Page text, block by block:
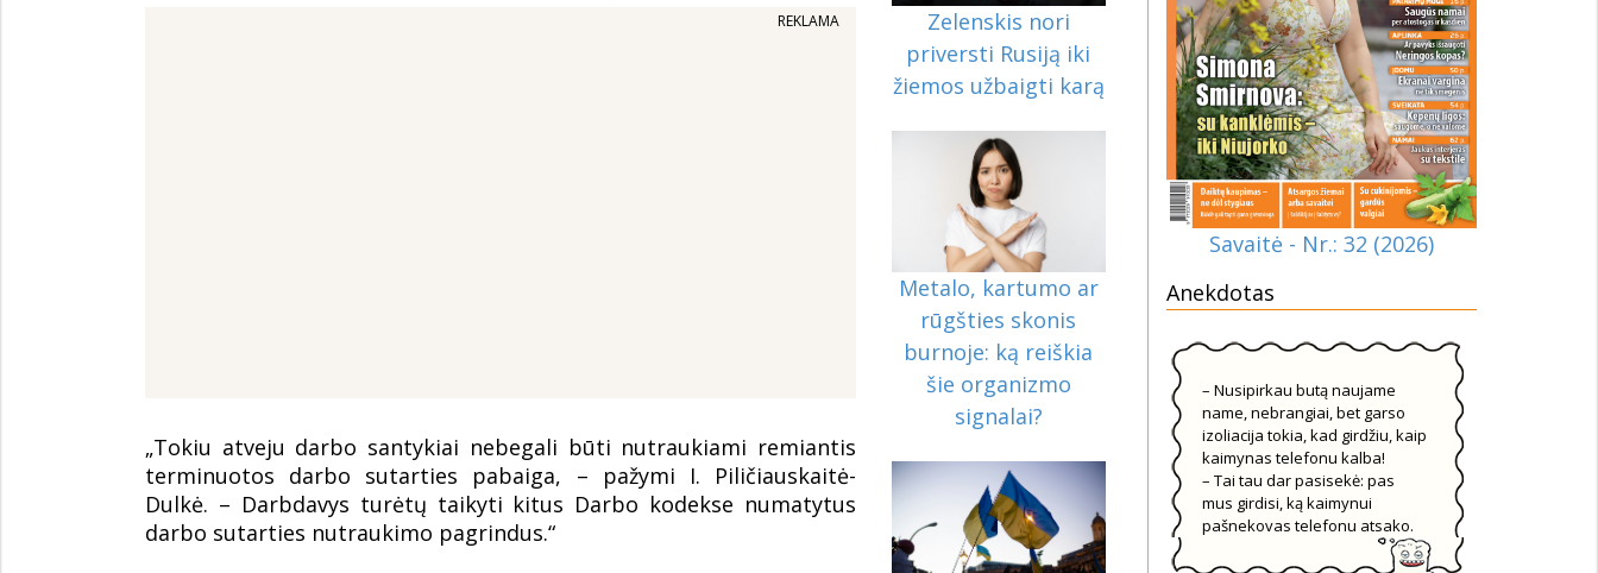
REKLAMA
„Tokiu atveju darbo santykiai nebegali būti nutraukiami remiantis
terminuotos darbo sutarties pabaiga, – pažymi I. Piličiauskaitė-
Dulkė. – Darbdavys turėtų taikyti kitus Darbo kodekse numatytus
darbo sutarties nutraukimo pagrindus.“
Zelenskis nori
priversti Rusiją iki
žiemos užbaigti karą
Metalo, kartumo ar
rūgšties skonis
burnoje: ką reiškia
šie organizmo
signalai?
Savaitė - Nr.: 32 (2026)
Anekdotas
– Nusipirkau butą naujame
name, nebrangiai, bet garso
izoliacija tokia, kad girdžiu, kaip
kaimynas telefonu kalba!
– Tai tau dar pasisekė: pas
mus girdisi, ką kaimynui
pašnekovas telefonu atsako.